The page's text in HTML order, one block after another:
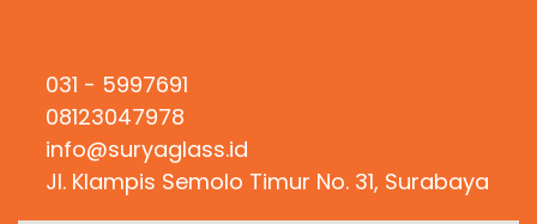
031 - 5997691
08123047978
info@suryaglass.id
Jl. Klampis Semolo Timur No. 31, Surabaya